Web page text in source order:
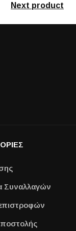
Next product
Συναλλαγών
επιστροφών